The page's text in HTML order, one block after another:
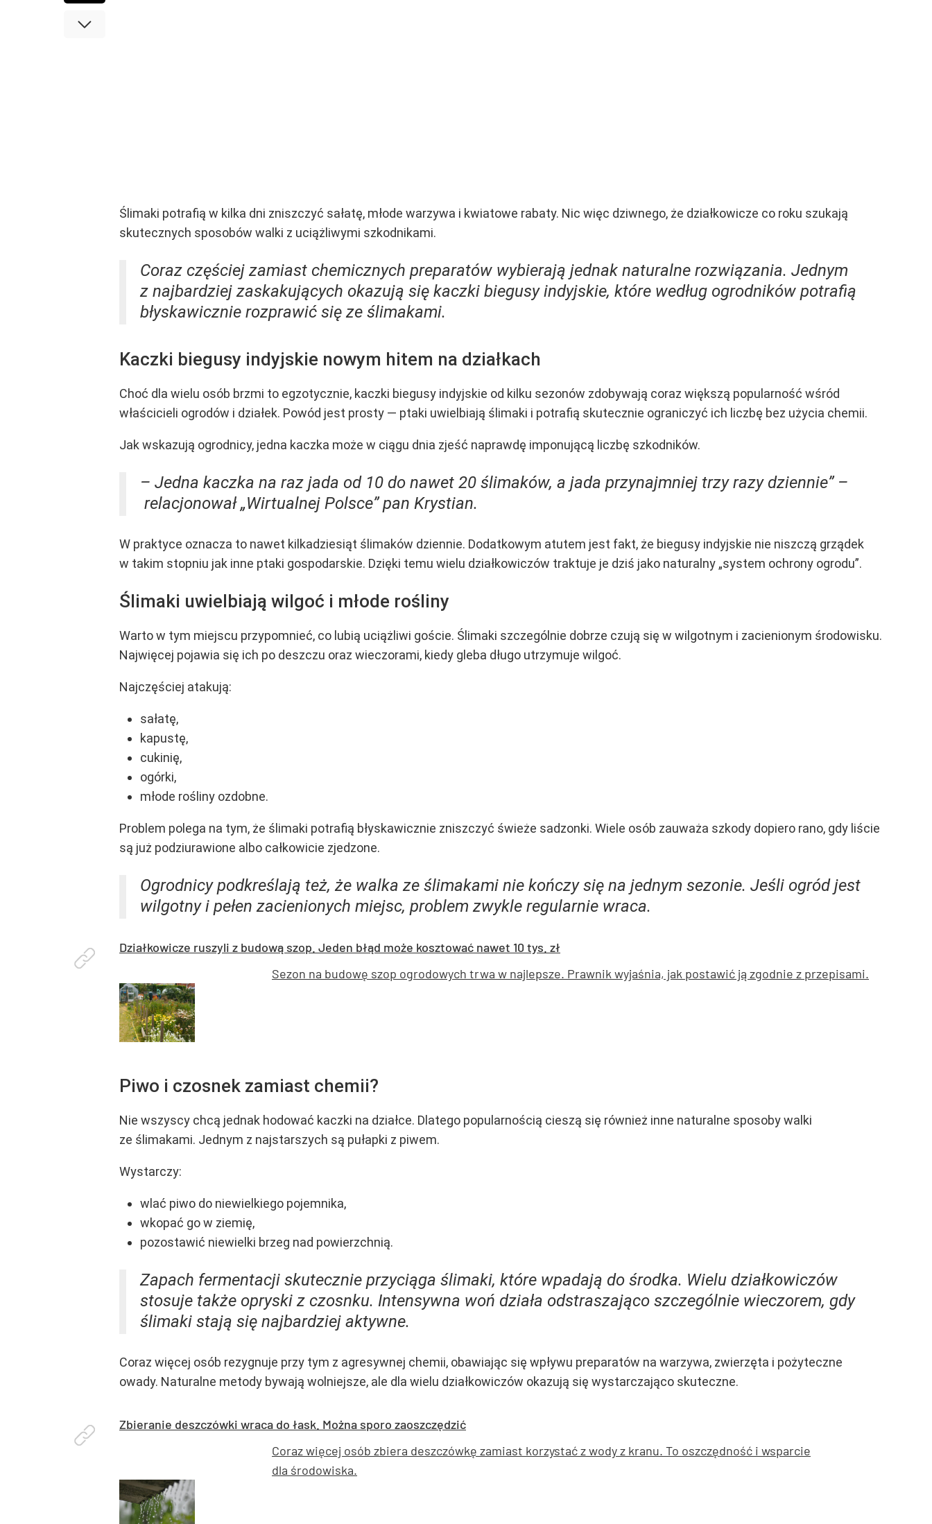
Ślimaki potrafią w kilka dni zniszczyć sałatę, młode warzywa i kwiatowe rabaty. Nic więc dziwnego, że działkowicze co roku szukają
skutecznych sposobów walki z uciążliwymi szkodnikami.
Coraz częściej zamiast chemicznych preparatów wybierają jednak naturalne rozwiązania. Jednym
z najbardziej zaskakujących okazują się kaczki biegusy indyjskie, które według ogrodników potrafią
błyskawicznie rozprawić się ze ślimakami.
Kaczki biegusy indyjskie nowym hitem na działkach
Choć dla wielu osób brzmi to egzotycznie, kaczki biegusy indyjskie od kilku sezonów zdobywają coraz większą popularność wśród
właścicieli ogrodów i działek. Powód jest prosty — ptaki uwielbiają ślimaki i potrafią skutecznie ograniczyć ich liczbę bez użycia chemii.
Jak wskazują ogrodnicy, jedna kaczka może w ciągu dnia zjeść naprawdę imponującą liczbę szkodników.
– Jedna kaczka na raz jada od 10 do nawet 20 ślimaków, a jada przynajmniej trzy razy dziennie” –
relacjonował „Wirtualnej Polsce” pan Krystian.
W praktyce oznacza to nawet kilkadziesiąt ślimaków dziennie. Dodatkowym atutem jest fakt, że biegusy indyjskie nie niszczą grządek
w takim stopniu jak inne ptaki gospodarskie. Dzięki temu wielu działkowiczów traktuje je dziś jako naturalny „system ochrony ogrodu”.
Ślimaki uwielbiają wilgoć i młode rośliny
Warto w tym miejscu przypomnieć, co lubią uciążliwi goście. Ślimaki szczególnie dobrze czują się w wilgotnym i zacienionym środowisku.
Najwięcej pojawia się ich po deszczu oraz wieczorami, kiedy gleba długo utrzymuje wilgoć.
Najczęściej atakują:
sałatę,
kapustę,
cukinię,
ogórki,
młode rośliny ozdobne.
Problem polega na tym, że ślimaki potrafią błyskawicznie zniszczyć świeże sadzonki. Wiele osób zauważa szkody dopiero rano, gdy liście
są już podziurawione albo całkowicie zjedzone.
Ogrodnicy podkreślają też, że walka ze ślimakami nie kończy się na jednym sezonie. Jeśli ogród jest
wilgotny i pełen zacienionych miejsc, problem zwykle regularnie wraca.
Działkowicze ruszyli z budową szop. Jeden błąd może kosztować nawet 10 tys. zł
Sezon na budowę szop ogrodowych trwa w najlepsze. Prawnik wyjaśnia, jak postawić ją zgodnie z przepisami.
Piwo i czosnek zamiast chemii?
Nie wszyscy chcą jednak hodować kaczki na działce. Dlatego popularnością cieszą się również inne naturalne sposoby walki
ze ślimakami. Jednym z najstarszych są pułapki z piwem.
Wystarczy:
wlać piwo do niewielkiego pojemnika,
wkopać go w ziemię,
pozostawić niewielki brzeg nad powierzchnią.
Zapach fermentacji skutecznie przyciąga ślimaki, które wpadają do środka. Wielu działkowiczów
stosuje także opryski z czosnku. Intensywna woń działa odstraszająco szczególnie wieczorem, gdy
ślimaki stają się najbardziej aktywne.
Coraz więcej osób rezygnuje przy tym z agresywnej chemii, obawiając się wpływu preparatów na warzywa, zwierzęta i pożyteczne
owady. Naturalne metody bywają wolniejsze, ale dla wielu działkowiczów okazują się wystarczająco skuteczne.
Zbieranie deszczówki wraca do łask. Można sporo zaoszczędzić
Coraz więcej osób zbiera deszczówkę zamiast korzystać z wody z kranu. To oszczędność i wsparcie
dla środowiska.